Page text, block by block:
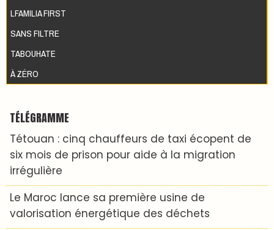
LFAMILIA FIRST
SANS FILTRE
TABOUHATE
À ZÉRO
TÉLÉGRAMME
Tétouan : cinq chauffeurs de taxi écopent de
six mois de prison pour aide à la migration
irrégulière
Le Maroc lance sa première usine de
valorisation énergétique des déchets